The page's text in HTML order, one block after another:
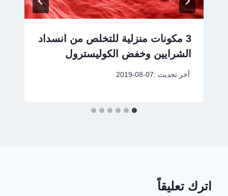
3 مكونات منزلية للتخلص من انسداد
الشرايين وخفض الكوليسترول
أخر تحديث :2019-08-07
اترك تعليقاً